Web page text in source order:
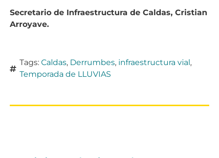
Secretario de Infraestructura de Caldas, Cristian
Arroyave.
Tags: Caldas, Derrumbes, infraestructura vial ,
Temporada de LLUVIAS